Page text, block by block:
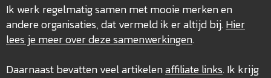
Ik werk regelmatig samen met mooie merken en
andere organisaties, dat vermeld ik er altijd bij.Hier
lees je meer over dezesamenwerkingen.
Daarnaast bevatten veel artikelenaffiliate links. Ik krijg